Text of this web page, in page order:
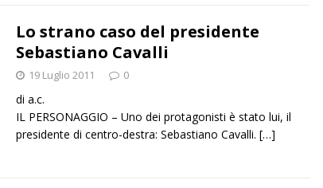
Lo strano caso del presidente
Sebastiano Cavalli
19 Luglio 2011 0
di a.c.
IL PERSONAGGIO – Uno dei protagonisti è stato lui, il
presidente di centro-destra: Sebastiano Cavalli. […]